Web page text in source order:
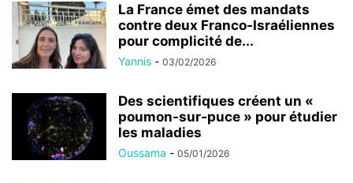
La France émet des mandats
contre deux Franco-Israéliennes
pour complicité de...
Yannis - 03/02/2026
Des scientifiques créent un «
poumon-sur-puce » pour étudier
les maladies
Oussama - 05/01/2026